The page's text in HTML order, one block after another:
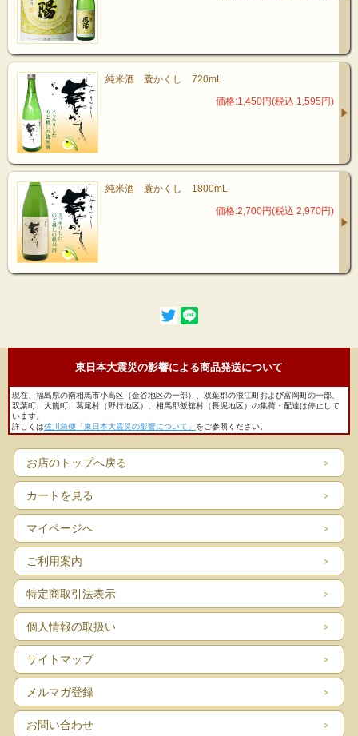
純米酒 蓑かくし 720mL
価格:1,450円(税込 1,595円)
純米酒 蓑かくし 1800mL
価格:2,700円(税込 2,970円)
東日本大震災の影響による商品発送について
現在、福島県の南相馬市小高区（金谷地区の一部）、双葉郡の浪江町および富岡町の一部、
双葉町、大熊町、葛尾村（野行地区）、相馬郡飯舘村（長泥地区）の集荷・配達は停止して
います。
詳しくは佐川急便「東日本大震災の影響について」 をご参照ください。
お店のトップへ戻る
カートを見る
マイページへ
ご利用案内
特定商取引法表示
個人情報の取扱い
サイトマップ
メルマガ登録
お問い合わせ